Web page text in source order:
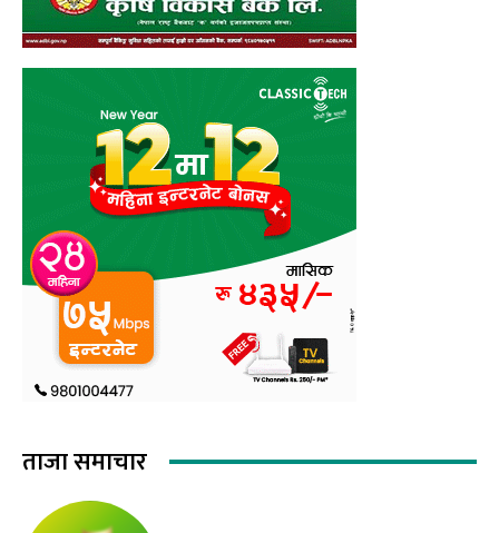
ताजा समाचार